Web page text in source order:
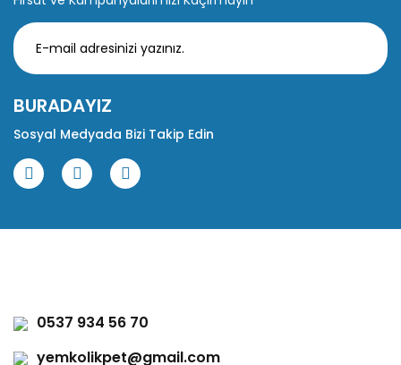
BURADAYIZ
Sosyal Medyada Bizi Takip Edin
0537 934 56 70
yemkolikpet@gmail.com